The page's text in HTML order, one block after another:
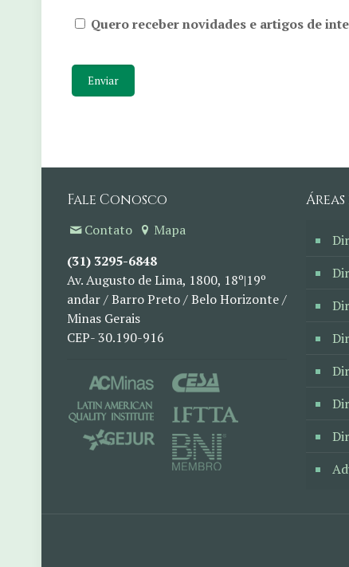
Quero receber novidades e artigos de
Fale Conosco
Contato
Mapa
(31) 3295-6848
Av. Augusto de Lima, 1800, 18º|19º
andar / Barro Preto / Belo Horizonte /
Minas Gerais
CEP- 30.190-916